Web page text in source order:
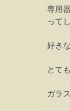
専用
って
好き
とて
ガラ